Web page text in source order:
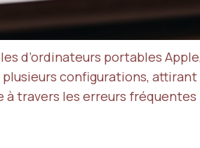
d’ordinateurs portables
configurations,
les erreurs fréquentes